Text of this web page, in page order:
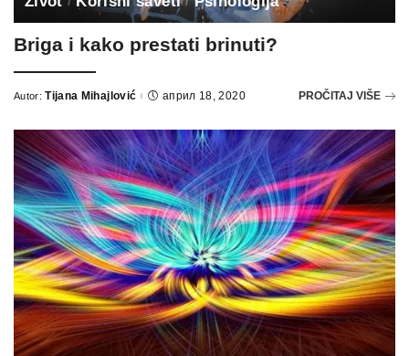
Briga i kako prestati brinuti?
Autor: Tijana Mihajlović април 18, 2020 PROČITAJ VIŠE